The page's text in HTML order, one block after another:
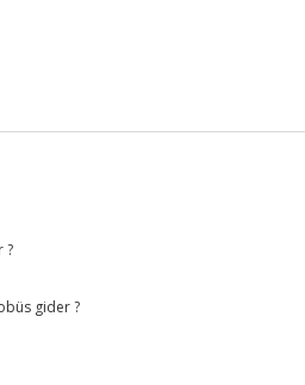
?
gider ?